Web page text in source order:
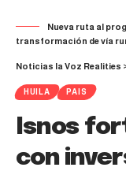
Nueva ruta al
transformación de vía
Noticias la Voz Realities
HUILA PAIS
Isnos
con